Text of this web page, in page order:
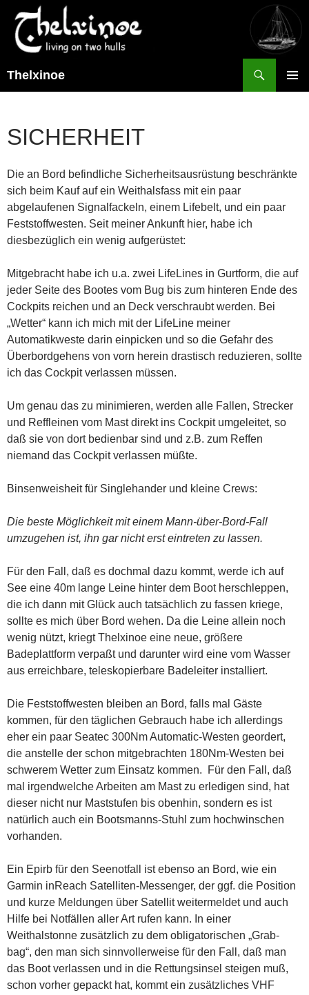
Thelxinoe
SICHERHEIT
Die an Bord befindliche Sicherheitsausrüstung beschränkte
sich beim Kauf auf ein Weithalsfass mit ein paar
abgelaufenen Signalfackeln, einem Lifebelt, und ein paar
Feststoffwesten. Seit meiner Ankunft hier, habe ich
diesbezüglich ein wenig aufgerüstet:
Mitgebracht habe ich u.a. zwei LifeLines in Gurtform, die auf
jeder Seite des Bootes vom Bug bis zum hinteren Ende des
Cockpits reichen und an Deck verschraubt werden. Bei
„Wetter“ kann ich mich mit der LifeLine meiner
Automatikweste darin einpicken und so die Gefahr des
Überbordgehens von vorn herein drastisch reduzieren, sollte
ich das Cockpit verlassen müssen.
Um genau das zu minimieren, werden alle Fallen, Strecker
und Reffleinen vom Mast direkt ins Cockpit umgeleitet, so
daß sie von dort bedienbar sind und z.B. zum Reffen
niemand das Cockpit verlassen müßte.
Binsenweisheit für Singlehander und kleine Crews:
Die beste Möglichkeit mit einem Mann-über-Bord-Fall
umzugehen ist, ihn gar nicht erst eintreten zu lassen.
Für den Fall, daß es dochmal dazu kommt, werde ich auf
See eine 40m lange Leine hinter dem Boot herschleppen,
die ich dann mit Glück auch tatsächlich zu fassen kriege,
sollte es mich über Bord wehen. Da die Leine allein noch
wenig nützt, kriegt Thelxinoe eine neue, größere
Badeplattform verpaßt und darunter wird eine vom Wasser
aus erreichbare, teleskopierbare Badeleiter installiert.
Die Feststoffwesten bleiben an Bord, falls mal Gäste
kommen, für den täglichen Gebrauch habe ich allerdings
eher ein paar Seatec 300Nm Automatic-Westen geordert,
die anstelle der schon mitgebrachten 180Nm-Westen bei
schwerem Wetter zum Einsatz kommen. Für den Fall, daß
mal irgendwelche Arbeiten am Mast zu erledigen sind, hat
dieser nicht nur Maststufen bis obenhin, sondern es ist
natürlich auch ein Bootsmanns-Stuhl zum hochwinschen
vorhanden.
Ein Epirb für den Seenotfall ist ebenso an Bord, wie ein
Garmin inReach Satelliten-Messenger, der ggf. die Position
und kurze Meldungen über Satellit weitermeldet und auch
Hilfe bei Notfällen aller Art rufen kann. In einer
Weithalstonne zusätzlich zu dem obligatorischen „Grab-
bag“, den man sich sinnvollerweise für den Fall, daß man
das Boot verlassen und in die Rettungsinsel steigen muß,
schon vorher gepackt hat, kommt ein zusätzliches VHF